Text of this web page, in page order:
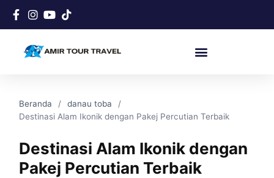
Beranda
danau toba
Destinasi Alam Ikonik dengan Pakej Percutian Terbaik
Destinasi Alam Ikonik dengan
Pakej Percutian Terbaik